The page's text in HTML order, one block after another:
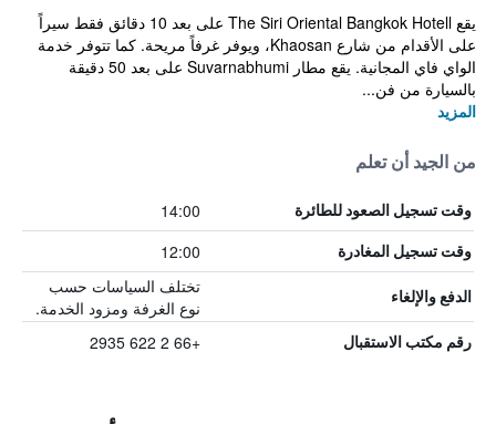
يقع The Siri Oriental Bangkok Hotell على بعد 10 دقائق فقط سيراً
على الأقدام من شارع Khaosan، ويوفر غرفاً مريحة. كما تتوفر خدمة
الواي فاي المجانية. يقع مطار Suvarnabhumi على بعد 50 دقيقة
بالسيارة من فن...
المزيد
من الجيد أن تعلم
وقت تسجيل الصعود للطائرة 14:00
وقت تسجيل المغادرة 12:00
الدفع والإلغاء
تختلف السياسات حسب
نوع الغرفة ومزود الخدمة.
رقم مكتب الاستقبال +66 2 622 2935